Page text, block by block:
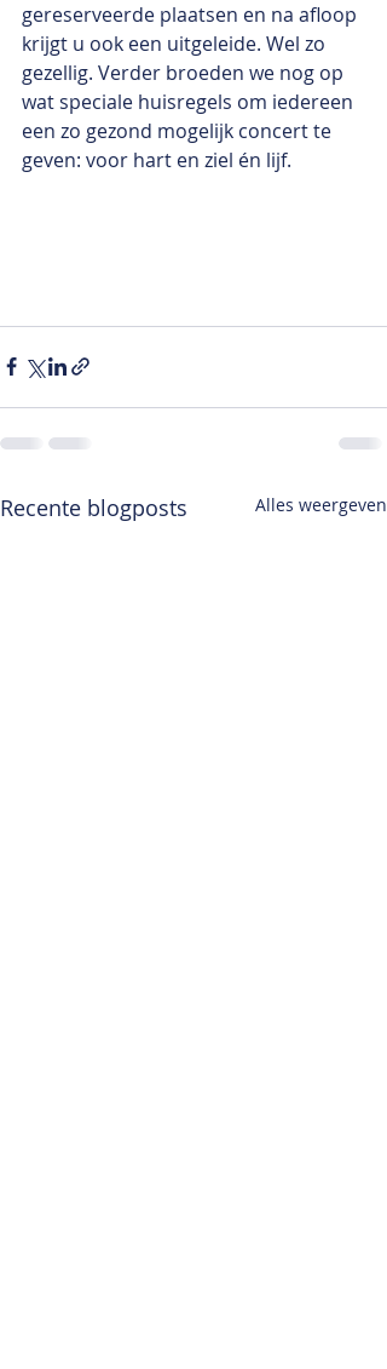
gereserveerde plaatsen en na afloop
krijgt u ook een uitgeleide. Wel zo
gezellig. Verder broeden we nog op
wat speciale huisregels om iedereen
een zo gezond mogelijk concert te
geven: voor hart en ziel én lijf.
Recente blogposts Alles weergeven